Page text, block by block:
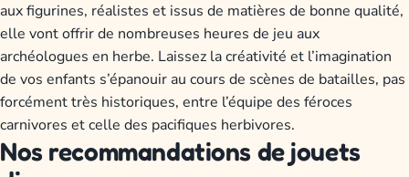
aux figurines, réalistes et issus de matières de bonne qualité,
elle vont offrir de nombreuses heures de jeu aux
archéologues en herbe. Laissez la créativité et l’imagination
de vos enfants s’épanouir au cours de scènes de batailles, pas
forcément très historiques, entre l’équipe des féroces
carnivores et celle des pacifiques herbivores.
Nos recommandations de jouets